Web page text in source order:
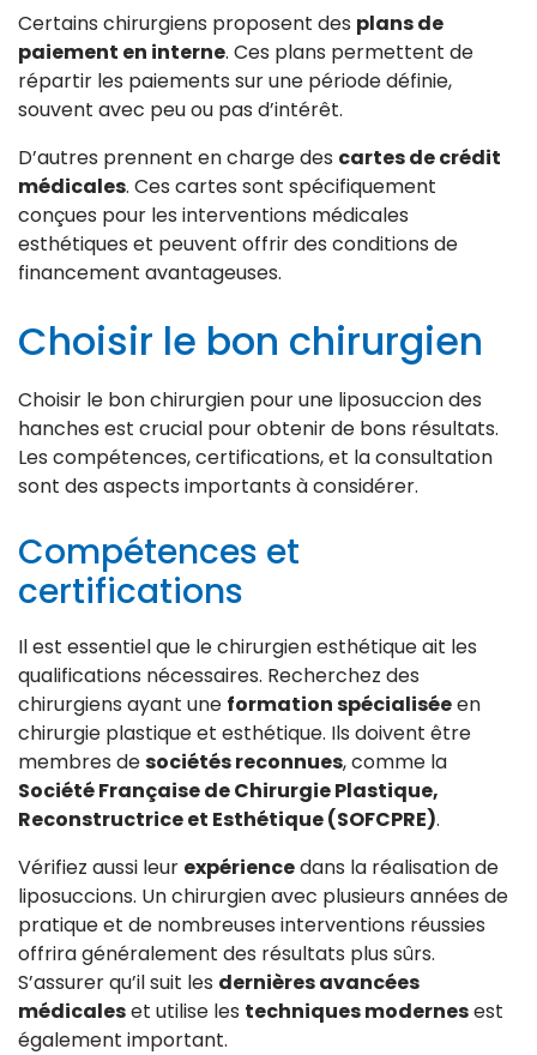
Certains chirurgiens proposent des plans de
paiement en interne. Ces plans permettent de
répartir les paiements sur une période définie,
souvent avec peu ou pas d’intérêt.
D’autres prennent en charge des cartes de crédit
médicales. Ces cartes sont spécifiquement
conçues pour les interventions médicales
esthétiques et peuvent offrir des conditions de
financement avantageuses.
Choisir le bon chirurgien
Choisir le bon chirurgien pour une liposuccion des
hanches est crucial pour obtenir de bons résultats.
Les compétences, certifications, et la consultation
sont des aspects importants à considérer.
Compétences et
certifications
Il est essentiel que le chirurgien esthétique ait les
qualifications nécessaires. Recherchez des
chirurgiens ayant une formation spécialiséeen
chirurgie plastique et esthétique. Ils doivent être
membres desociétés reconnues, comme la
Société Française de Chirurgie Plastique,
Reconstructrice et Esthétique (SOFCPRE).
Vérifiez aussi leur expériencedans la réalisation de
liposuccions. Un chirurgien avec plusieurs années de
pratique et de nombreuses interventions réussies
offrira généralement des résultats plus sûrs.
S’assurer qu’il suit les dernières avancées
médicaleset utilise les techniques modernesest
également important.